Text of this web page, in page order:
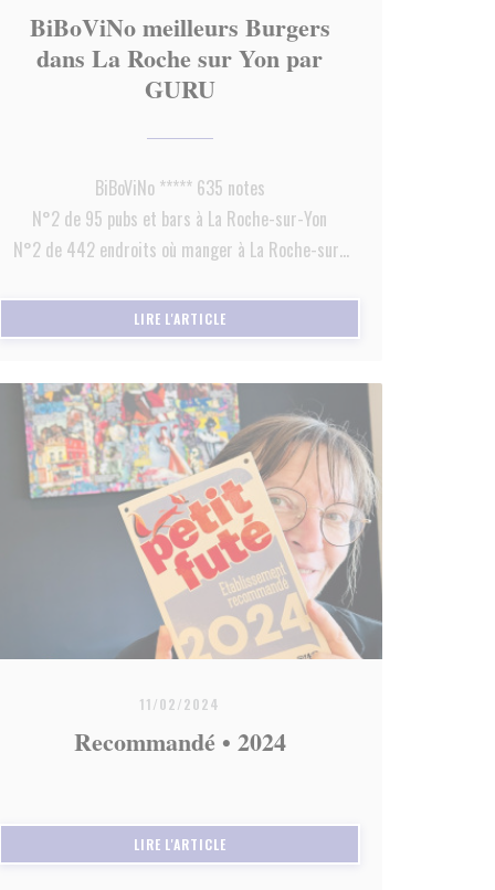
BiBoViNo meilleurs Burgers
dans La Roche sur Yon par
GURU
BiBoViNo ***** 635 notes
N°2 de 95 pubs et bars à La Roche-sur-Yon
N°2 de 442 endroits où manger à La Roche-sur-
N°64 de 281 restaurants à La Roche-sur-Yon
LIRE L'ARTICLE((OUVRE UNE NOUVELLE FENÊTRE))
11/02/2024
Recommandé • 2024
LIRE L'ARTICLE((OUVRE UNE NOUVELLE FENÊTRE))